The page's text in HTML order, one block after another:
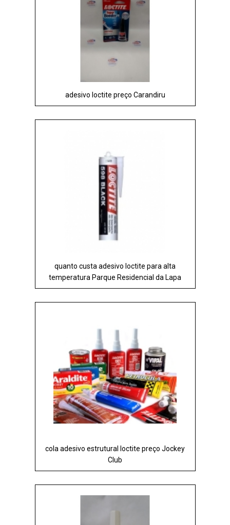
adesivo loctite preço Carandiru
quanto custa adesivo loctite para alta
temperatura Parque Residencial da Lapa
cola adesivo estrutural loctite preço Jockey
Club